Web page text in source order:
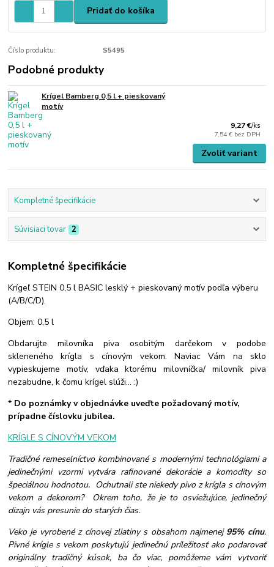
Pridať do košíka
Číslo produktu: S5495
Podobné produkty
Krígel Bamberg 0,5 l + pieskovaný
motív
9,27 €/ks
7,54 € bez DPH
Zvoliť variant
Kompletné špecifikácie
Súvisiaci tovar 2
Kompletné špecifikácie
Krígeľ STEIN 0,5 l BASIC lesklý + pieskovaný motív podľa výberu
(A/B/C/D).
Objem: 0,5 l
Obdarujte milovníka piva osobitým darčekom v podobe
skleneného krígla s cínovým vekom. Naviac Vám na sklo
vypieskujeme motív, vďaka ktorému milovníčka/ milovník piva
nezabudne, k čomu krígel slúži... :)
* Do poznámky v objednávke uveďte požadovaný motív,
prípadne číslovku jubilea.
KRÍGLE S CÍNOVÝM VEKOM
Tradičné remeselníctvo kombinované s modernými technológiami a
jedinečnými vzormi vytvára rafinované dekorácie a komodity so
špeciálnou hodnotou. Ochutnali ste niekedy pivo z krígla s cínovým
vekom a dekorom? Okrem toho, že je to osviežujúce, jedinečný
dizajn vás presunie do starých čias.
Veko je vyrobené z cínovej zliatiny s obsahom najmenej 95% cínu.
Pivné krígle s vekom poskytujú jedinečnú príležitosť ako podarovať
originálny tradičný kúsok, ba čo viac, pomôžeme vám vytvoriť